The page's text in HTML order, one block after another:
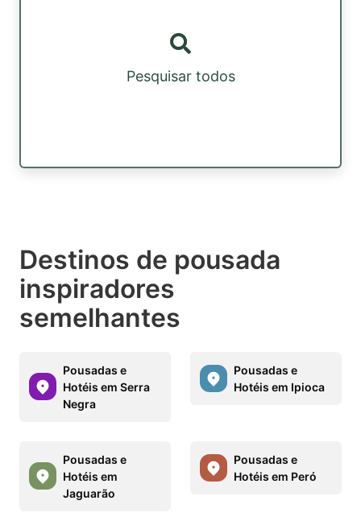
Pesquisar todos
Destinos de pousada
inspiradores
semelhantes
Pousadas e
Hotéis em Serra
Negra
Pousadas e
Hotéis em Ipioca
Pousadas e
Hotéis em
Jaguarão
Pousadas e
Hotéis em Peró